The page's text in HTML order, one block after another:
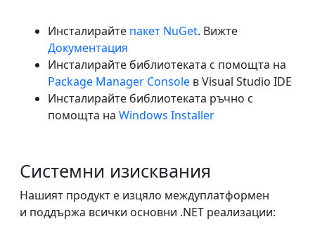
Инсталирайте пакет NuGet. Вижте
Документация
Инсталирайте библиотеката с помощта на
Package Manager Console в Visual Studio IDE
Инсталирайте библиотеката ръчно с
помощта на Windows Installer
Системни изисквания
Нашият продукт е изцяло междуплатформен
и поддържа всички основни .NET реализации: